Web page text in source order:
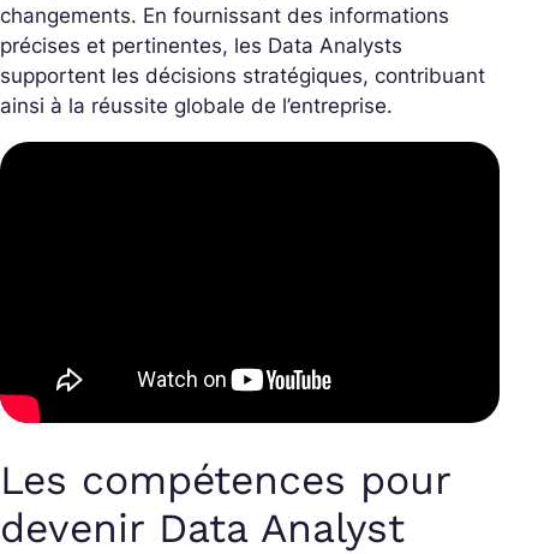
changements. En fournissant des informations
précises et pertinentes, les Data Analysts
supportent les décisions stratégiques, contribuant
ainsi à la réussite globale de l’entreprise.
Les compétences pour
devenir Data Analyst